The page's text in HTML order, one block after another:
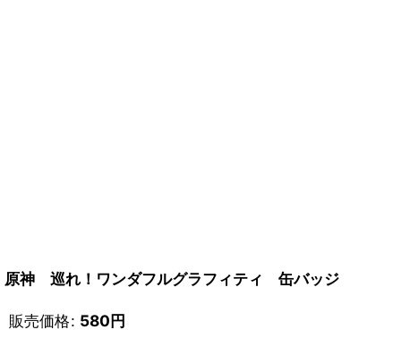
原神 巡れ！ワンダフルグラフィティ 缶バッジ
販売価格: 580円